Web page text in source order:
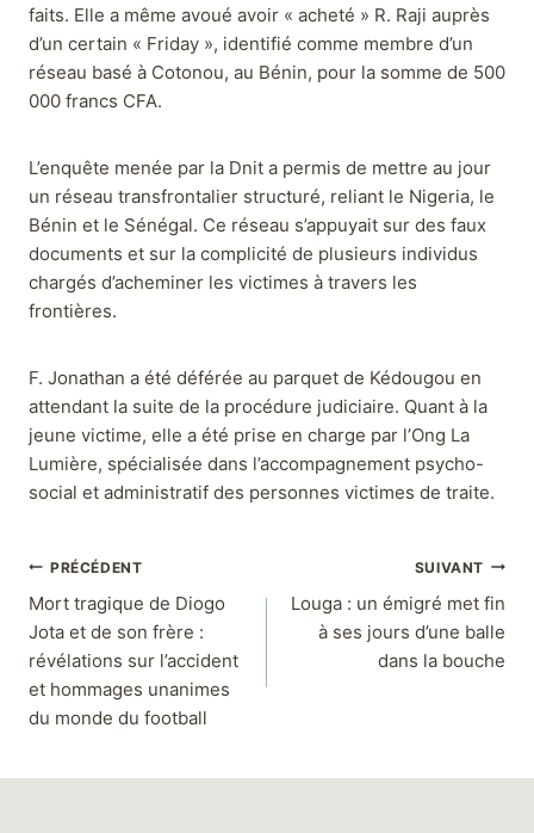
faits. Elle a même avoué avoir « acheté » R. Raji auprès
d’un certain « Friday », identifié comme membre d’un
réseau basé à Cotonou, au Bénin, pour la somme de 500
000 francs CFA.
L’enquête menée par la Dnit a permis de mettre au jour
un réseau transfrontalier structuré, reliant le Nigeria, le
Bénin et le Sénégal. Ce réseau s’appuyait sur des faux
documents et sur la complicité de plusieurs individus
chargés d’acheminer les victimes à travers les
frontières.
F. Jonathan a été déférée au parquet de Kédougou en
attendant la suite de la procédure judiciaire. Quant à la
jeune victime, elle a été prise en charge par l’Ong La
Lumière, spécialisée dans l’accompagnement psycho-
social et administratif des personnes victimes de traite.
PRÉCÉDENT
Mort tragique de Diogo
Jota et de son frère :
révélations sur l’accident
et hommages unanimes
du monde du football
SUIVANT
Louga : un émigré met fin
à ses jours d’une balle
dans la bouche